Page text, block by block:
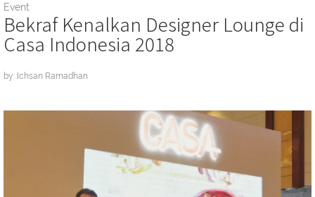
Event
Bekraf Kenalkan Designer Lounge di
Casa Indonesia 2018
by: Ichsan Ramadhan